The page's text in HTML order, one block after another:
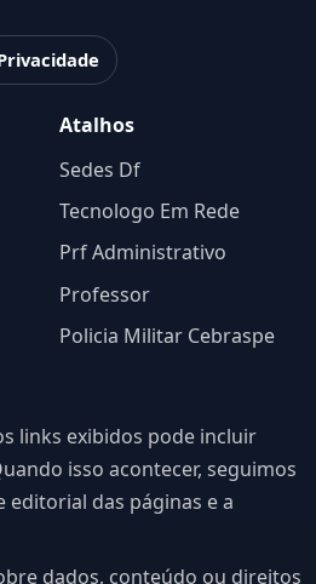
Atalhos
Sedes Df
Tecnologo Em Rede
Prf Administrativo
Professor
Policia Militar Cebraspe
links exibidos pode incluir
isso acontecer, seguimos
das páginas e a
dados, conteúdo ou direitos